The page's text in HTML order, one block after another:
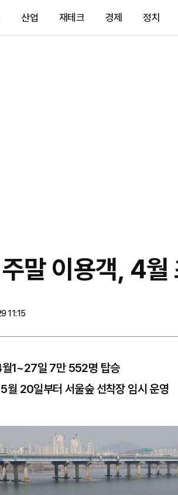
산업 재테크 경제 정치
말 이용객, 4
11:15
1~27일 7만 552명 탑승
월 20일부터 서울숲 선착장 임시 운영